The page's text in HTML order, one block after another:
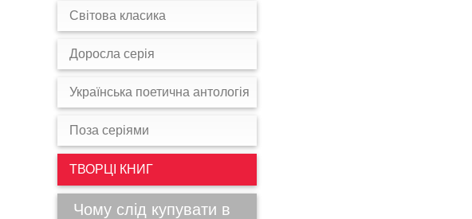
Світова класика
Доросла серія
Українська поетична антологія
Поза серіями
ТВОРЦІ КНИГ
Чому слід купувати в